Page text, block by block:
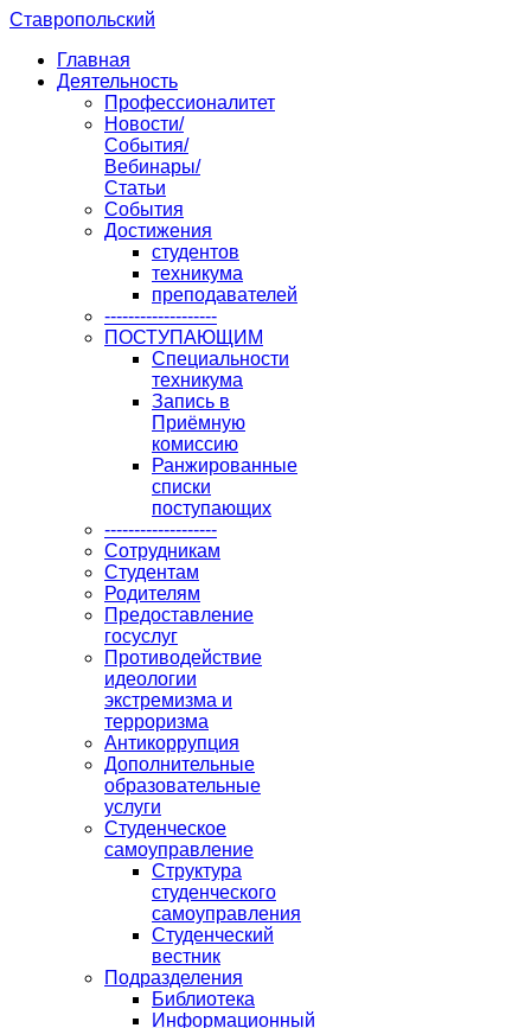
Ставропольский
Главная
Деятельность
Профессионалитет
Новости/
События/
Вебинары/
Статьи
События
Достижения
студентов
техникума
преподавателей
-------------------
ПОСТУПАЮЩИМ
Специальности
техникума
Запись в
Приёмную
комиссию
Ранжированные
списки
поступающих
-------------------
Сотрудникам
Студентам
Родителям
Предоставление
госуслуг
Противодействие
идеологии
экстремизма и
терроризма
Антикоррупция
Дополнительные
образовательные
услуги
Студенческое
самоуправление
Структура
студенческого
самоуправления
Студенческий
вестник
Подразделения
Библиотека
Информационный